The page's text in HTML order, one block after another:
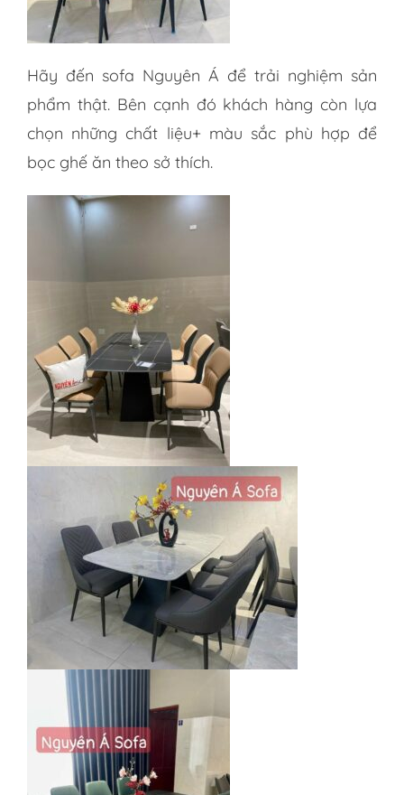
Hãy đến sofa Nguyên Á để trải nghiệm sản
phẩm thật. Bên cạnh đó khách hàng còn lựa
chọn những chất liệu+ màu sắc phù hợp để
bọc ghế ăn theo sở thích.